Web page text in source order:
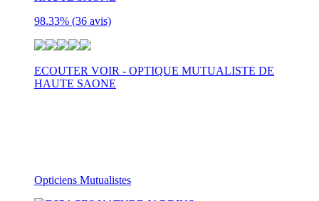
98.33% (36 avis)
ECOUTER VOIR - OPTIQUE MUTUALISTE DE
HAUTE SAONE
Opticiens Mutualistes